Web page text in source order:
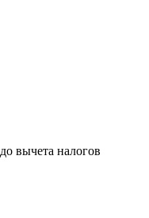
до вычета налогов